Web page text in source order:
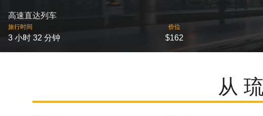
高速直达列车
旅行时间
3 小时 32 分钟
价位
$162
从